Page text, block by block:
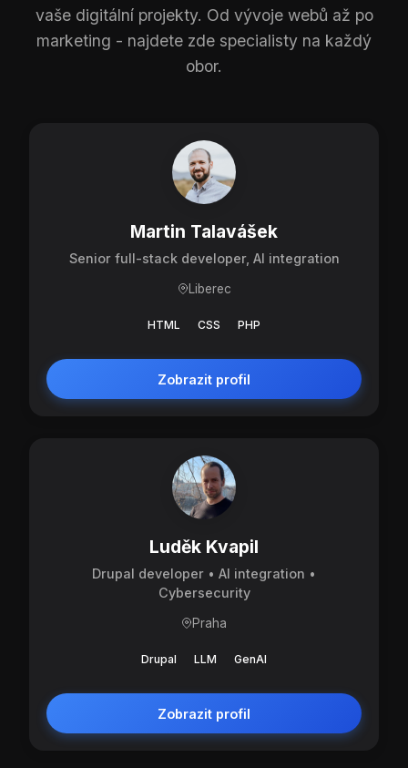
vaše digitální projekty. Od vývoje webů až po
marketing - najdete zde specialisty na každý
obor.
Martin Talavášek
Senior full-stack developer, AI integration
Liberec
HTML CSS PHP
Zobrazit profil
Luděk Kvapil
Drupal developer • AI integration •
Cybersecurity
Praha
Drupal LLM GenAI
Zobrazit profil